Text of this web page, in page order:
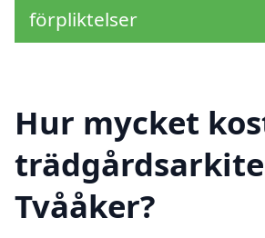
förpliktelser
Hur mycket
Tvååker?